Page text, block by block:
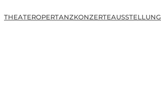
THEATEROPERTANZKONZERTEAUSSTELLUNG